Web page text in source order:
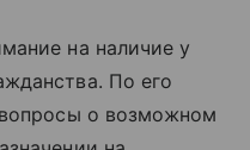
на наличие у
По его
о возможном